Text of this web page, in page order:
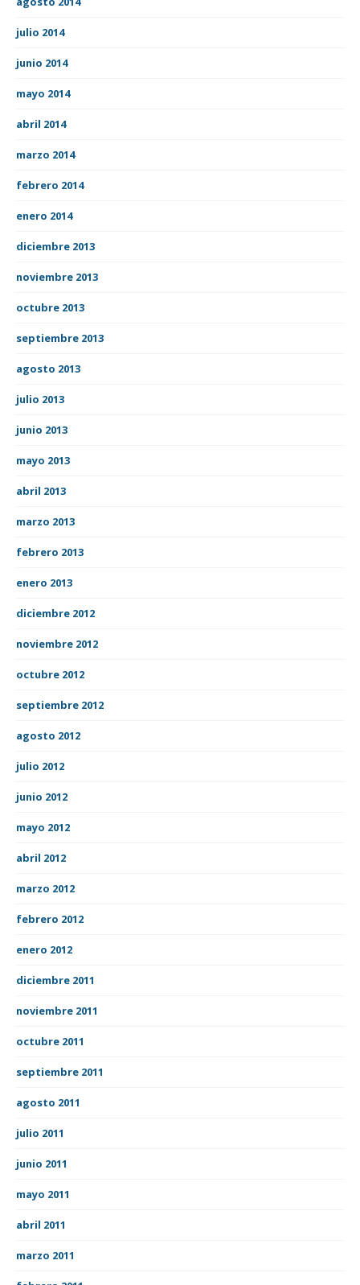
julio 2014
junio 2014
mayo 2014
abril 2014
marzo 2014
febrero 2014
enero 2014
diciembre 2013
noviembre 2013
octubre 2013
septiembre 2013
agosto 2013
julio 2013
junio 2013
mayo 2013
abril 2013
marzo 2013
febrero 2013
enero 2013
diciembre 2012
noviembre 2012
octubre 2012
septiembre 2012
agosto 2012
julio 2012
junio 2012
mayo 2012
abril 2012
marzo 2012
febrero 2012
enero 2012
diciembre 2011
noviembre 2011
octubre 2011
septiembre 2011
agosto 2011
julio 2011
junio 2011
mayo 2011
abril 2011
marzo 2011